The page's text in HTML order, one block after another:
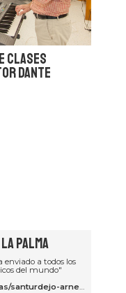
clases
Dante
Palma
enviado a todos los
del mundo"
20211118201440-nt.html